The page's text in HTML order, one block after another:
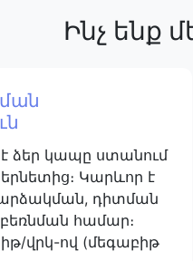
Ինչ ենք
ձեր կապը ստանում
Կարևոր է
դիտման
համար։
վրկ-ով (մեգաբիթ